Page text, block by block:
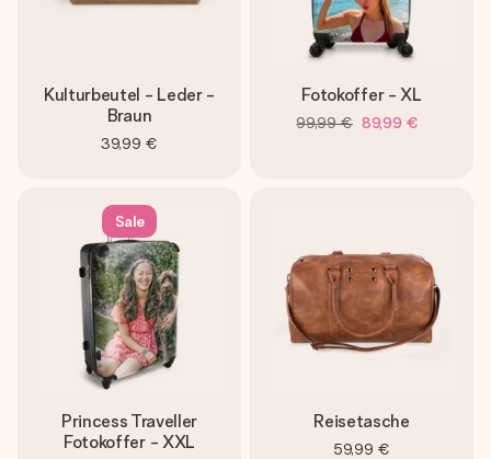
Kulturbeutel - Leder -
Braun
39,99 €
Fotokoffer - XL
99,99 € 89,99 €
Sale
Princess Traveller
Fotokoffer - XXL
Reisetasche
59,99 €